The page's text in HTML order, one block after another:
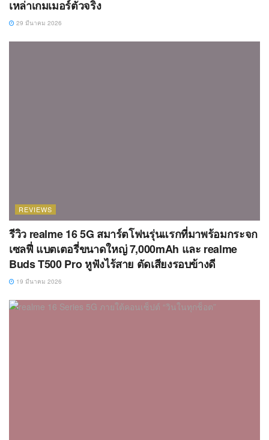
เหล่าเกมเมอร์ตัวจริง
29 มีนาคม 2026
REVIEWS
รีวิว realme 16 5G สมาร์ตโฟนรุ่นแรกที่มาพร้อมกระจก
เซลฟี่ แบตเตอรี่ขนาดใหญ่ 7,000mAh และ realme
Buds T500 Pro หูฟังไร้สาย ตัดเสียงรอบข้างดี
19 มีนาคม 2026